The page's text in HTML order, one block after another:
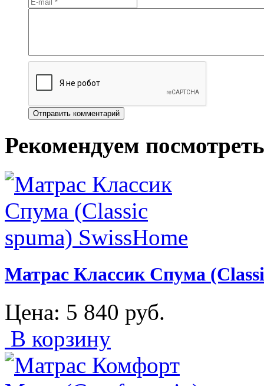
Рекомендуем посмотреть
Матрас Классик Спума
Цена: 5 840 руб.
В корзину